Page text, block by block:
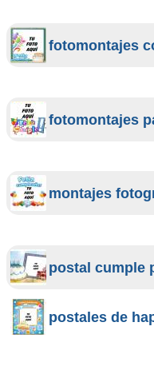
fotomontajes
fotomontajes
montajes
postal cumple
postales de